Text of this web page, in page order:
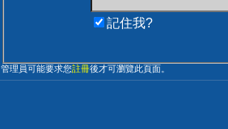
記住我?
管理員可能要求您註冊後才可瀏覽此頁面。